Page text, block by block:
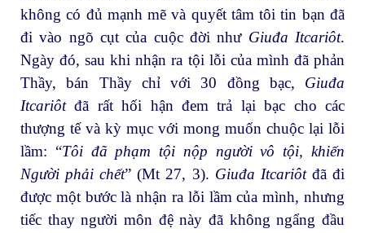
không có đủ mạnh mẽ và quyết tâm tôi tin bạn đã
đi vào ngõ cụt của cuộc đời như Giuđa Itcariôt.
Ngày đó, sau khi nhận ra tội lỗi của mình đã phản
Thầy, bán Thầy chỉ với 30 đồng bạc, Giuđa
Itcariôtđã rất hối hận đem trả lại bạc cho các
thượng tế và kỳ mục với mong muốn chuộc lại lỗi
lầm: “Tôi đã phạm tội nộp người vô tội, khiến
Người phải chết” (Mt 27, 3). Giuđa Itcariôt đã đi
được một bước là nhận ra lỗi lầm của mình, nhưng
tiếc thay người môn đệ này đã không ngẩng đầu